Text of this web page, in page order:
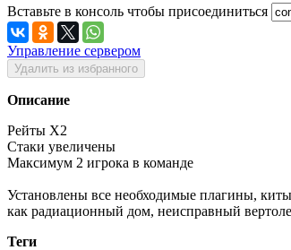
Вставьте в консоль чтобы присоединиться
Управление сервером
Удалить из избранного
Описание
Рейты X2
Стаки увеличены
Максимум 2 игрока в команде
Установлены все необходимые плагины,
как радиационный дом, неисправный
Теги